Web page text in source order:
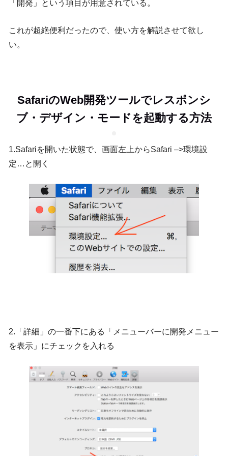
「開発」という項目が用意されている。
これが超絶便利だったので、使い方を解説させて欲し
い。
SafariのWeb開発ツールでレスポンシ
ブ・デザイン・モードを起動する方法
1.Safariを開いた状態で、画面左上からSafari –>環境設
定…と開く
2.「詳細」の一番下にある「メニューバーに開発メニュー
を表示」にチェックを入れる